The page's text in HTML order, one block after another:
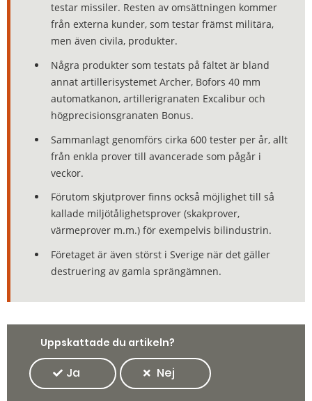
testar missiler. Resten av omsättningen kommer
från externa kunder, som testar främst militära,
men även civila, produkter.
Några produkter som testats på fältet är bland
annat artillerisystemet Archer, Bofors 40 mm
automatkanon, artillerigranaten Excalibur och
högprecisionsgranaten Bonus.
Sammanlagt genomförs cirka 600 tester per år, allt
från enkla prover till avancerade som pågår i
veckor.
Förutom skjutprover finns också möjlighet till så
kallade miljötålighetsprover (skakprover,
värmeprover m.m.) för exempelvis bilindustrin.
Företaget är även störst i Sverige när det gäller
destruering av gamla sprängämnen.
Uppskattade du artikeln?
Ja Nej